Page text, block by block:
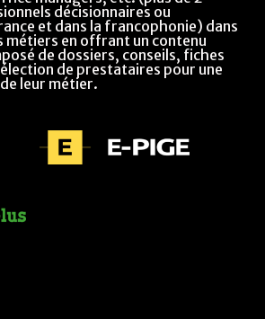
décisionnaires ou
et dans la francophonie) dans
métiers en offrant un contenu
de dossiers, conseils, fiches
de prestataires pour une
leur métier.